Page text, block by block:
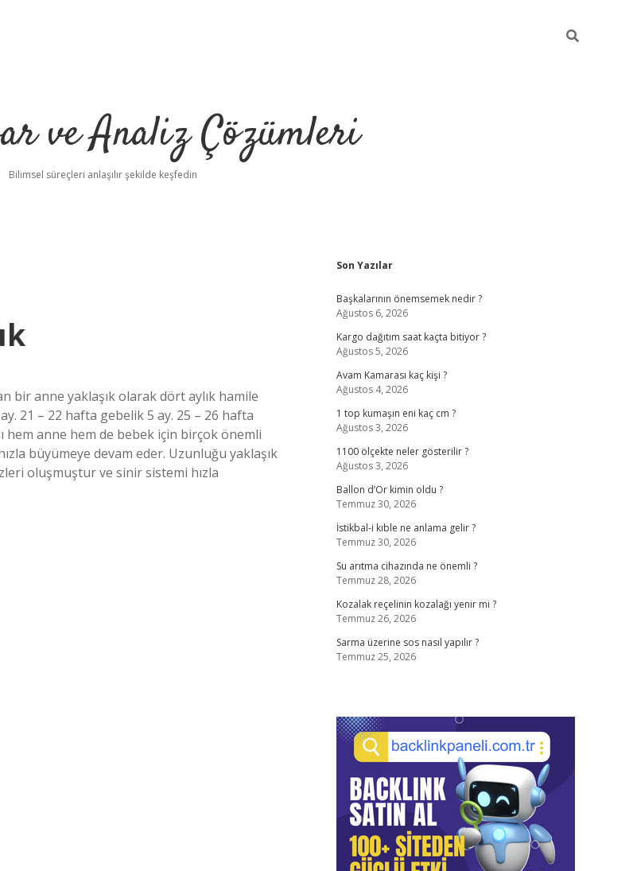
ve Analiz Çözümleri
Bilimsel süreçleri anlaşılır şekilde keşfedin
bir anne yaklaşık olarak dört aylık hamile
21 – 22 hafta gebelik 5 ay. 25 – 26 hafta
hem anne hem de bebek için birçok önemli
büyümeye devam eder. Uzunluğu yaklaşık
oluşmuştur ve sinir sistemi hızla
Sidebar
Son Yazılar
Başkalarının önemsemek nedir ?
Ağustos 6, 2026
Kargo dağıtım saat kaçta bitiyor ?
Ağustos 5, 2026
Avam Kamarası kaç kişi ?
Ağustos 4, 2026
1 top kumaşın eni kaç cm ?
Ağustos 3, 2026
1100 ölçekte neler gösterilir ?
Ağustos 3, 2026
Ballon d’Or kimin oldu ?
Temmuz 30, 2026
İstikbal-i kıble ne anlama gelir ?
Temmuz 30, 2026
Su arıtma cihazında ne önemli ?
Temmuz 28, 2026
Kozalak reçelinin kozalağı yenir mi ?
Temmuz 26, 2026
Sarma üzerine sos nasıl yapılır ?
Temmuz 25, 2026